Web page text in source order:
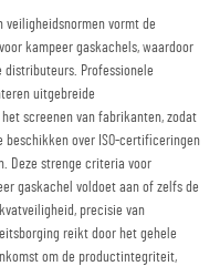
vormt de
kampeer gaskachels, waardoor
distributeurs. Professionele
uitgebreide
screenen van fabrikanten, zodat
over ISO-certificeringen
Deze strenge criteria voor
gaskachel voldoet aan of zelfs de
precisie van
reikt door het gehele
om de productintegriteit,